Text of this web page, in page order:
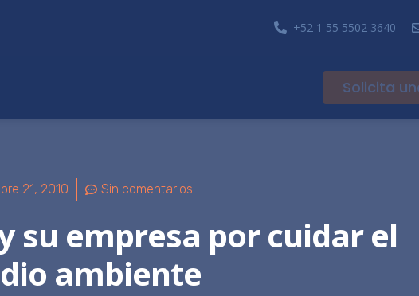
+52 1 55 5502 3640
Solicita
21, 2010 Sin comentarios
su empresa por cuidar el
ambiente